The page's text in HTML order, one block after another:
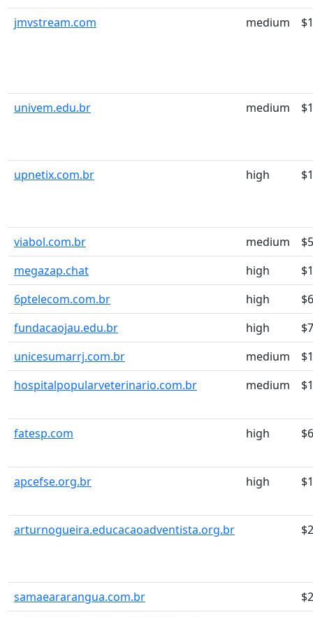
jmvstream.com
medium
univem.edu.br medium
upnetix.com.br high
viabol.com.br medium
megazap.chat
high
6ptelecom.com.br
high
fundacaojau.edu.br
high
unicesumarrj.com.br
medium
hospitalpopularveterinario.com.br
medium
fatesp.com high
apcefse.org.br high
arturnogueira.educacaoadventista.org.br
samaeararangua.com.br